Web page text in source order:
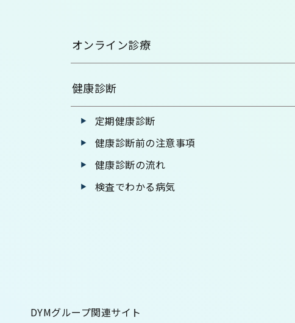
オンライン診療
健康診断
定期健康診断
健康診断前の注意事項
健康診断の流れ
検査でわかる病気
DYMグループ関連サイト